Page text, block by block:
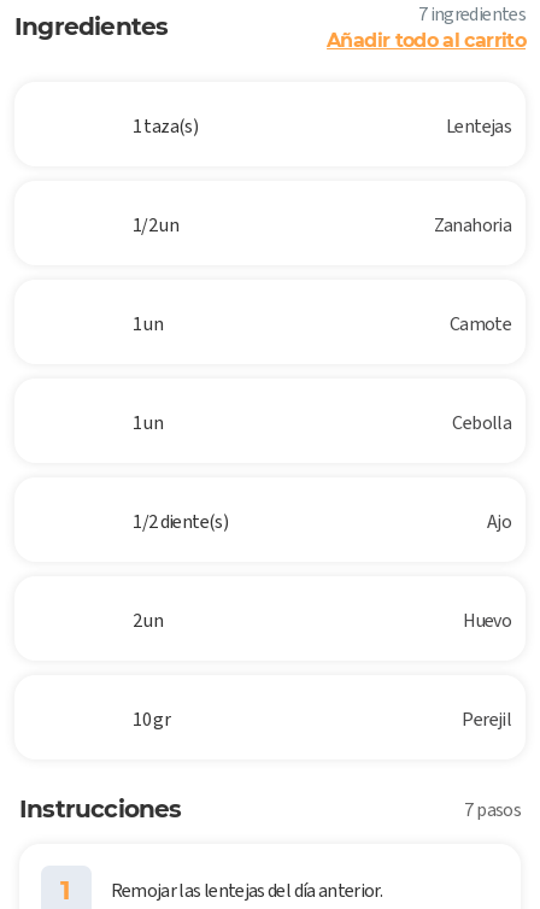
Ingredientes 7 ingredientes
Añadir todo al carrito
1 taza(s) Lentejas
1/2 un Zanahoria
1 un Camote
1 un Cebolla
1/2 diente(s) Ajo
2 un Huevo
10 gr Perejil
Instrucciones 7 pasos
1 Remojar las lentejas del día anterior.